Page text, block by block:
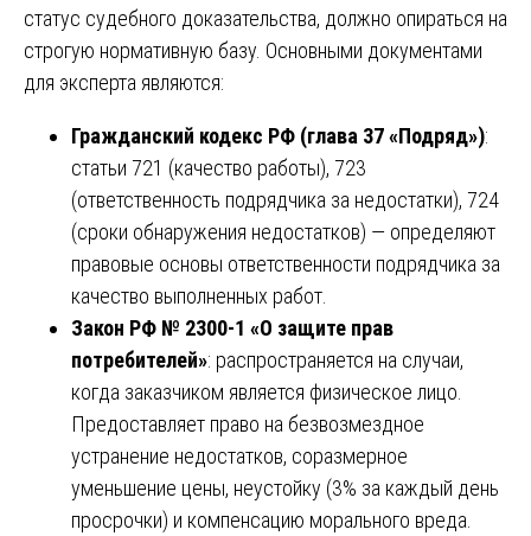
статус судебного доказательства, должно опираться на
строгую нормативную базу. Основными документами
для эксперта являются:
Гражданский кодекс РФ (глава 37 «Подряд»):
статьи 721 (качество работы), 723
(ответственность подрядчика за недостатки), 724
(сроки обнаружения недостатков) — определяют
правовые основы ответственности подрядчика за
качество выполненных работ.
Закон РФ № 2300-1 «О защите прав
потребителей»: распространяется на случаи,
когда заказчиком является физическое лицо.
Предоставляет право на безвозмездное
устранение недостатков, соразмерное
уменьшение цены, неустойку (3% за каждый день
просрочки) и компенсацию морального вреда.